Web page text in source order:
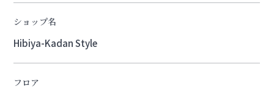
ショップ名
Hibiya-Kadan Style
フロア